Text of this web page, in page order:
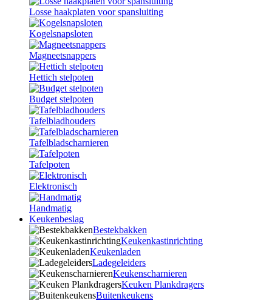
Losse haakplaten voor spansluiting
Kogelsnapsloten
Magneetsnappers
Hettich stelpoten
Budget stelpoten
Tafelbladhouders
Tafelbladscharnieren
Tafelpoten
Elektronisch
Handmatig
Keukenbeslag
Bestekbakken
Keukenkastinrichting
Keukenladen
Ladegeleiders
Keukenscharnieren
Keuken Plankdragers
Buitenkeukens